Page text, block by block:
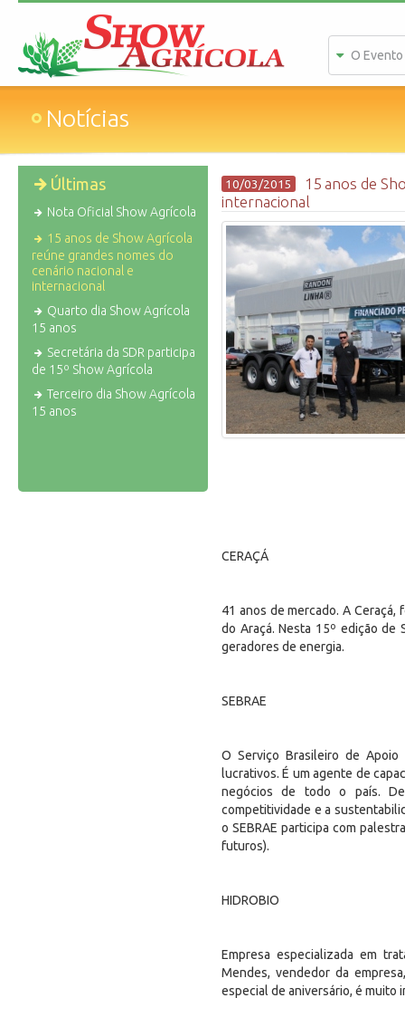
O Evento
Notícias
Últimas
Nota Oficial Show Agrícola
15 anos de Show Agrícola
reúne grandes nomes do
cenário nacional e
internacional
Quarto dia Show Agrícola
15 anos
Secretária da SDR participa
de 15º Show Agrícola
Terceiro dia Show Agrícola
15 anos
10/03/2015
15 anos de
internacional
CERAÇÁ
41 anos de mercado. A
do Araçá. Nesta 15º edição de
geradores de energia.
SEBRAE
O Serviço Brasileiro de Apoio
lucrativos. É um agente de
negócios de todo o país.
competitividade e a
o SEBRAE participa com
futuros).
HIDROBIO
Empresa especializada em
Mendes, vendedor da
especial de aniversário, é muito